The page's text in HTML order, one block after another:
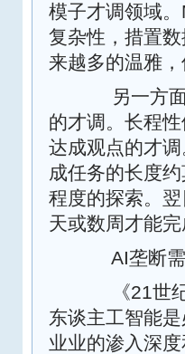
模子才调领域
复杂性，措置
来越多的温雅
另一方面
的才调。长程
达成观点的才
成任务的长度
程度的探索。
天或数周才能
AI垄断需
《21世纪
东谈主工智能
业业的渗入深